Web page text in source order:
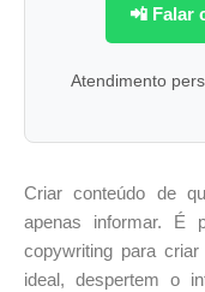
📲 Falar
Atendimento
Criar conteúdo de
apenas informar. É
copywriting para
ideal, despertem o